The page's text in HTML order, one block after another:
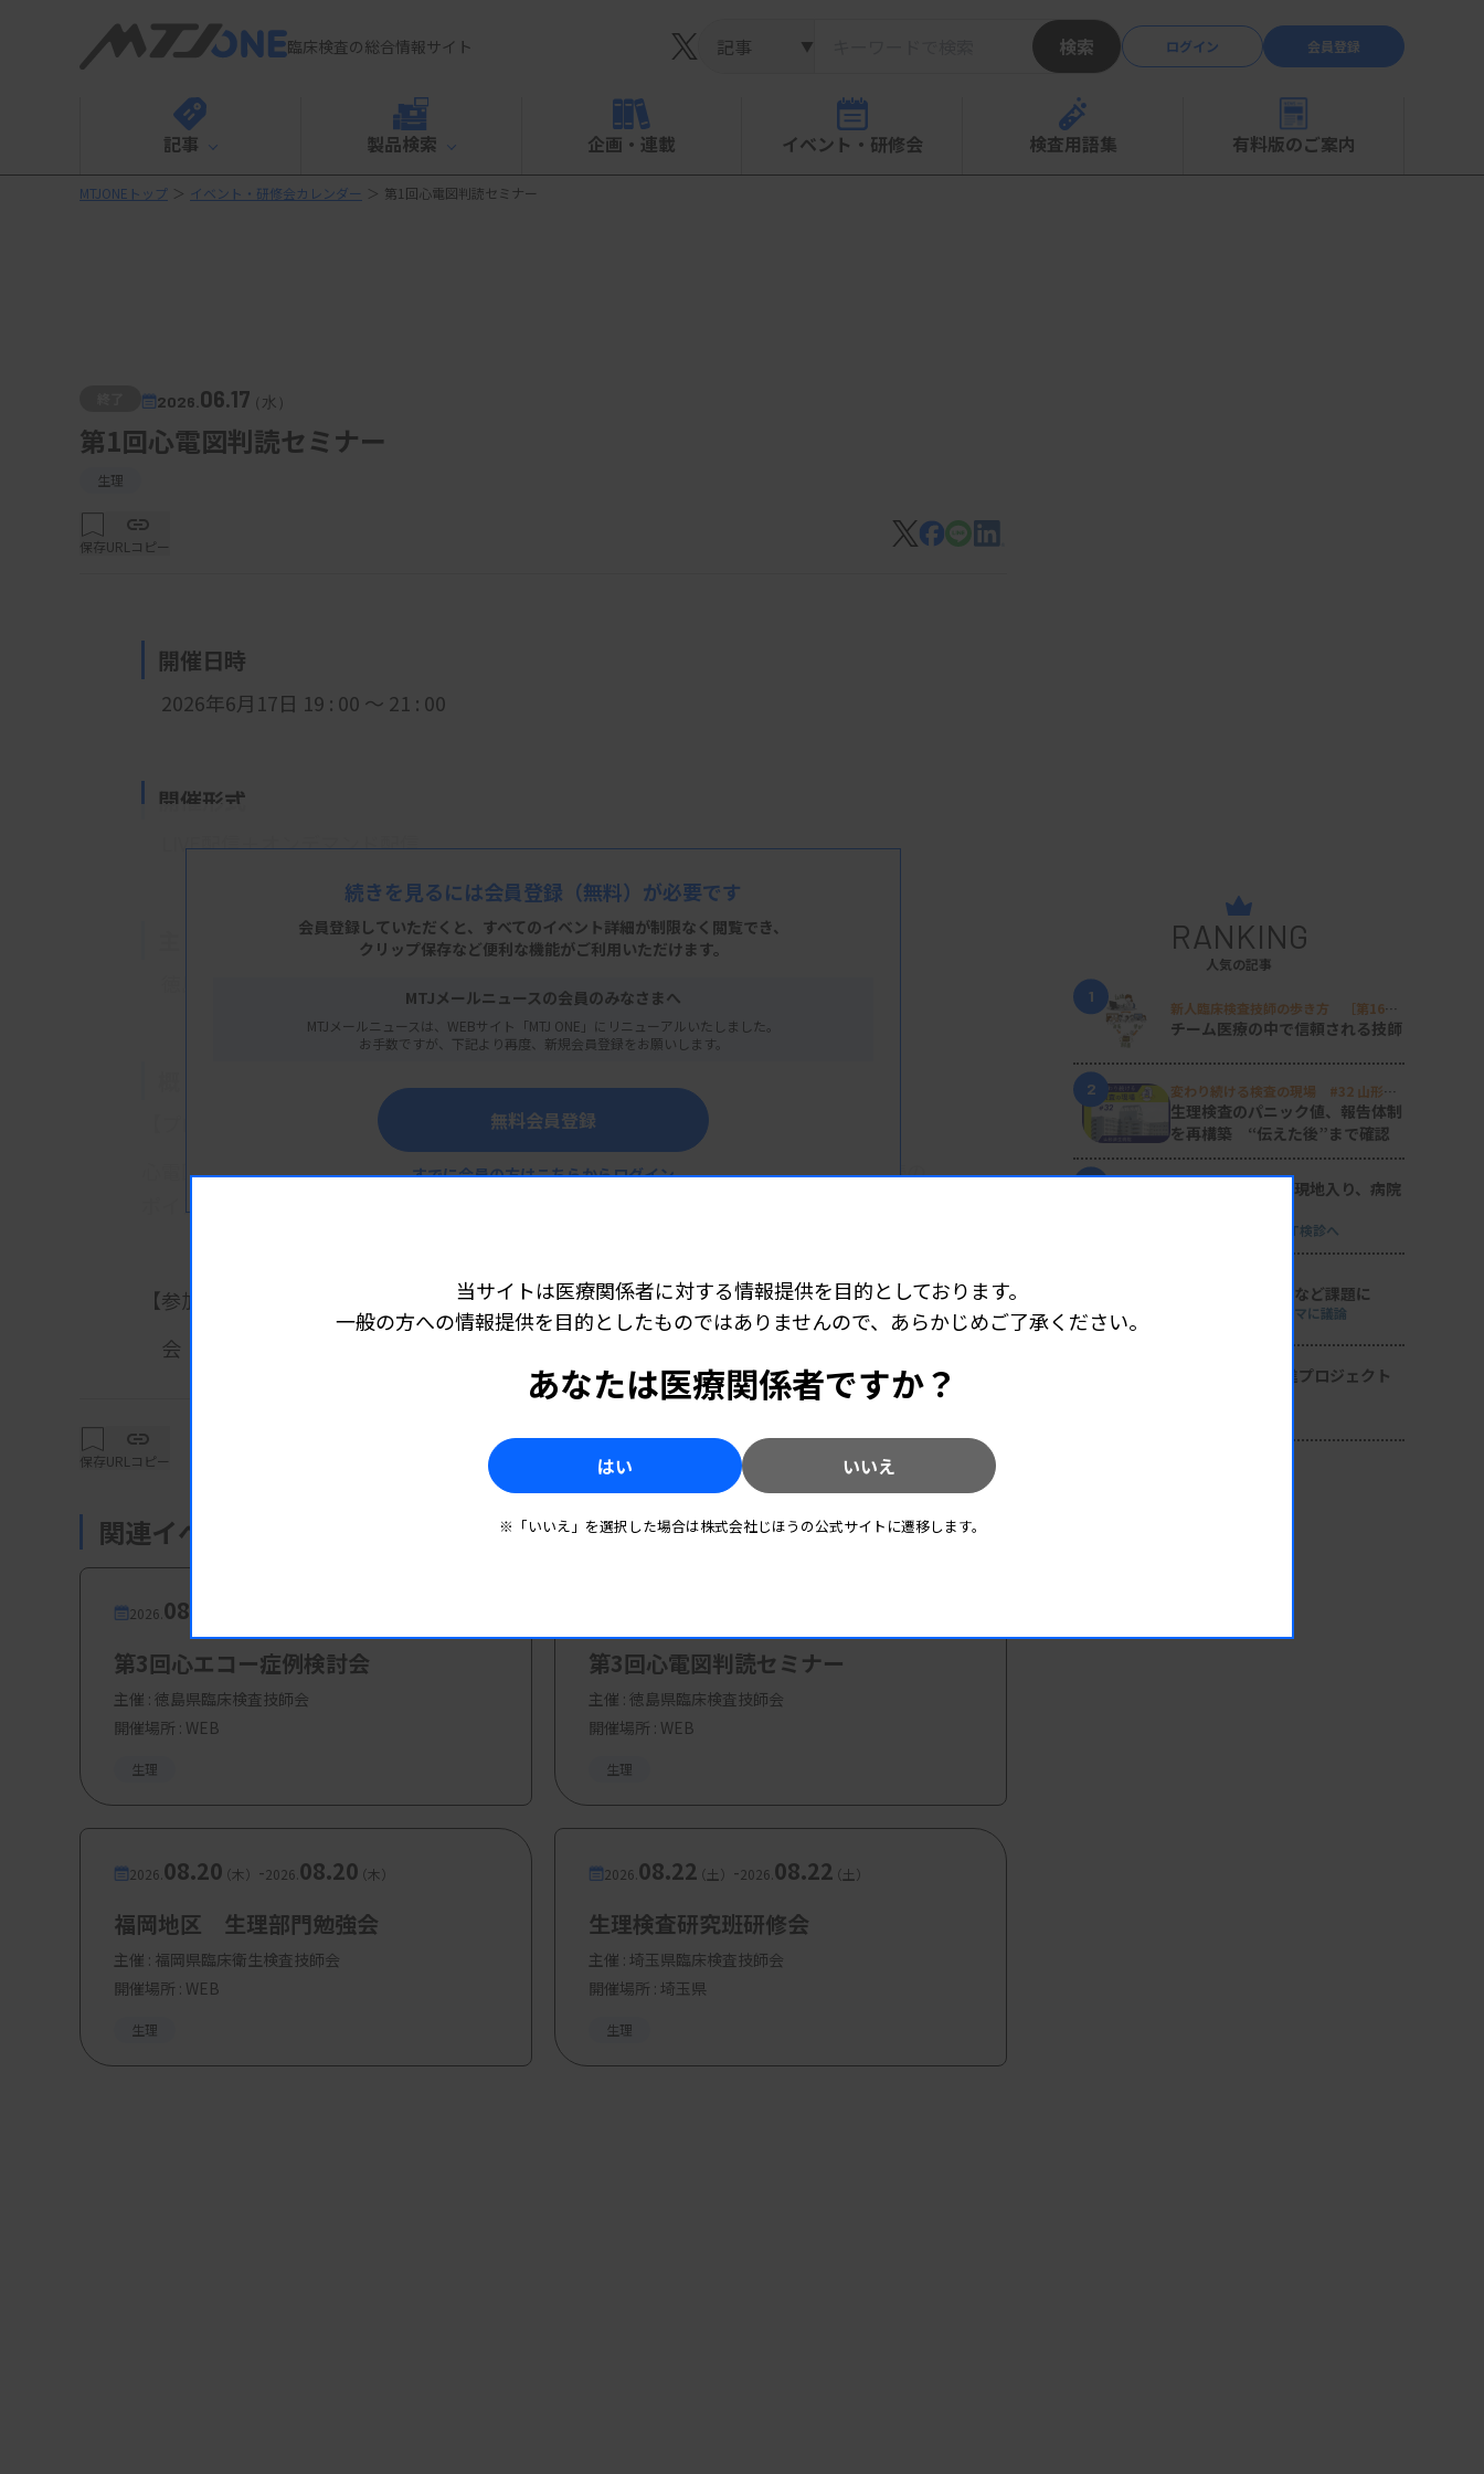
臨床検査の総合情報サイト ▼ 検索 ログイン 会員登録
記事 製品検索 企画・連載 イベント・研修会 検査用語集 有料版のご案内
MTJONEトップ ＞ イベント・研修会カレンダー ＞ 第1回心電図判読セミナー
2026. 06.17（水）
第1回心電図判読セミナー
生理
保存URLコピー
開催日時
2026年6月17日 19 : 00 ～ 21 : 00
開催形式
LIVE配信＋オンデマンド配信
心電図（毎回5症例）を事前に参加者にメールで送付する。セミナーでは心電図の判読の
ポイントなどをディスカッションしながら解説する。レベルは初～中級者向けに設定。
【参加費・定員など】
会 費：日臨技会員 5000円、非会員 10000円
詳細はこちら
続きを見るには会員登録 （無料）が必要です
会員登録していただくと、すべてのイベント詳細が制限なく閲覧でき、
クリップ保存など便利な機能がご利用いただけます。
MTJメールニュースの会員のみなさまへ
MTJメールニュースは、WEBサイト「MTJ ONE」にリニューアルいたしました。
お手数ですが、下記より再度、新規会員登録をお願いします。
無料会員登録
すでに会員の方はこちらからログイン
保存URLコピー
関連イベント・研修会
2026. 08.13
第3回心エコー症例検討会
主催 : 徳島県臨床検査技師会
開催場所 : WEB
生理
第3回心電図判読セミナー
主催 : 徳島県臨床検査技師会
開催場所 : WEB
生理
2026. 08.20（木） -2026. 08.20（木）
福岡地区 生理部門勉強会
主催 : 福岡県臨床衛生検査技師会
開催場所 : WEB
生理
2026. 08.22（土） -2026. 08.22（土）
生理検査研究班研修会
主催 : 埼玉県臨床検査技師会
開催場所 : 埼玉県
生理
RANKING
人気の記事
1
新人臨床検査技師の歩き方 ［第16
回］
チーム医療の中で信頼される技師
2
変わり続ける検査の現場 #32 山形済
生病院
生理検査のパニック値、報告体制
を再構築 “伝えた後”まで確認
日臨技リエゾンが現地入り、病院
8月8・9両日にはDVT検診へ
導入経費や高齢化など課題に
全医共、検査DXテーマに議論
2026年度学術推進プロジェクト
当サイトは医療関係者に対する情報提供を目的としております。
一般の方への情報提供を目的としたものではありませんので、あらかじめご了承ください。
あなたは医療関係者ですか？
はい いいえ
※「いいえ」を選択した場合は株式会社じほうの公式サイトに遷移します。